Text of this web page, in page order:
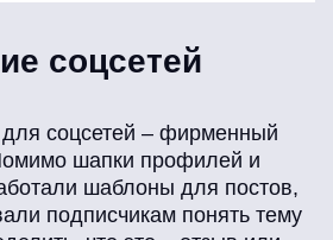
соцсетей
соцсетей – фирменный
шапки профилей и
шаблоны для постов,
подписчикам понять тему